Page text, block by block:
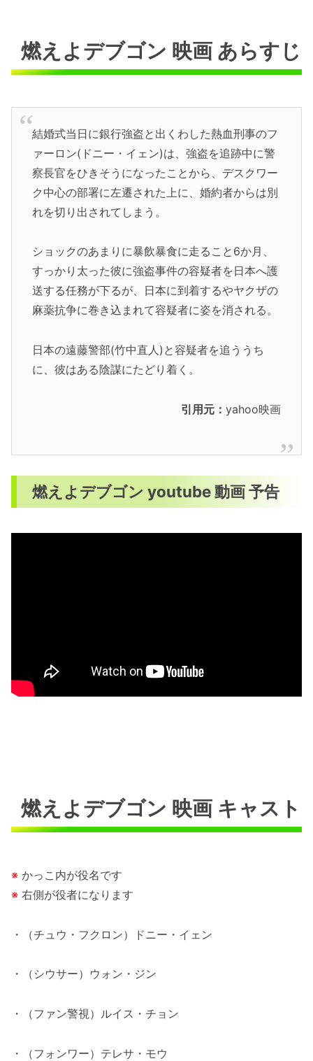
燃えよデブゴン 映画 あらすじ
結婚式当日に銀行強盗と出くわした熱血刑事のフ
ァーロン(ドニー・イェン)は、強盗を追跡中に警
察長官をひきそうになったことから、デスクワー
ク中心の部署に左遷された上に、婚約者からは別
れを切り出されてしまう。
ショックのあまりに暴飲暴食に走ること6か月、
すっかり太った彼に強盗事件の容疑者を日本へ護
送する任務が下るが、日本に到着するやヤクザの
麻薬抗争に巻き込まれて容疑者に姿を消される。
日本の遠藤警部(竹中直人)と容疑者を追ううち
に、彼はある陰謀にたどり着く。
引用元：yahoo映画
燃えよデブゴン youtube 動画 予告
燃えよデブゴン 映画 キャスト
※ かっこ内が役名です
※ 右側が役者になります
・（チュウ・フクロン）ドニー・イェン
・（シウサー）ウォン・ジン
・（ファン警視）ルイス・チョン
・（フォンワー）テレサ・モウ